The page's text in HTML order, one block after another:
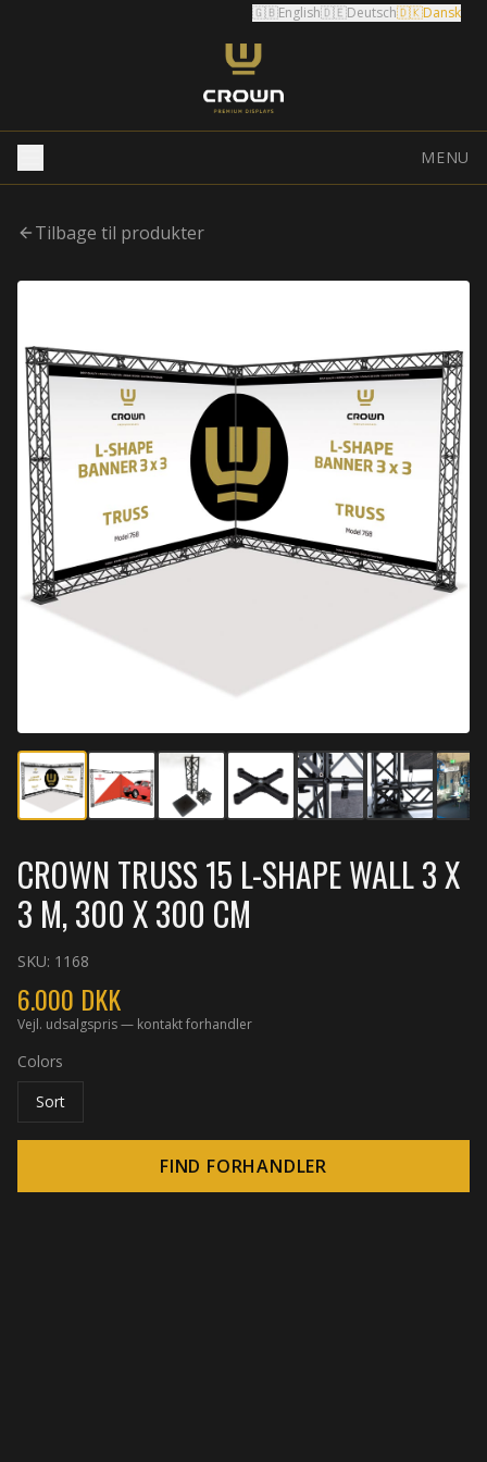
🇬🇧English🇩🇪Deutsch🇩🇰Dansk
MENU
Tilbage til produkter
CROWN TRUSS 15 L-SHAPE WALL 3 X
3 M, 300 X 300 CM
SKU: 1168
6.000 DKK
Vejl. udsalgspris — kontakt forhandler
Colors
Sort
FIND FORHANDLER